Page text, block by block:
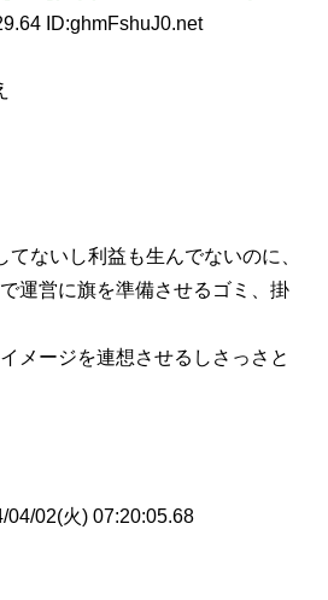
ID:ghmFshuJ0.net
ないし利益も生んでないのに、
運営に旗を準備させるゴミ、掛
メージを連想させるしさっさと
04/02(火) 07:20:05.68